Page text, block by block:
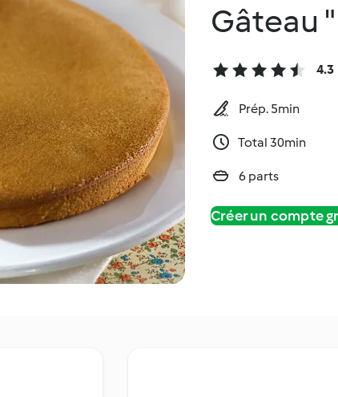
Gâteau
4.3
Prép. 5min
Total 30min
6 parts
Créer un compte